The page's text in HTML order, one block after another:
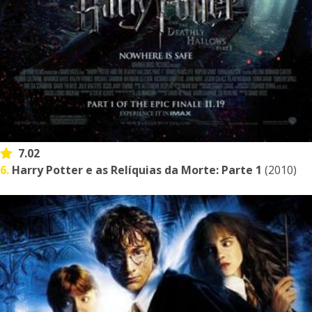
7.02
6. Harry Potter e as Relíquias da Morte: Parte 1 (2010)